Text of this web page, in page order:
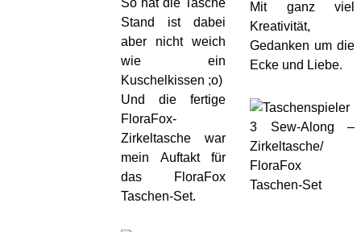
So hat die Tasche
Stand ist dabei
aber nicht weich
wie ein
Kuschelkissen ;o)
Und die fertige
FloraFox-
Zirkeltasche war
mein Auftakt für
das FloraFox
Taschen-Set.
Mit ganz viel
Kreativität,
Gedanken um die
Ecke und Liebe.